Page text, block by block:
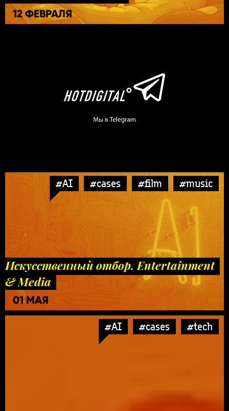
12 ФЕВРАЛЯ
#AI #cases #film #music
Искусственный отбор. Entertainment
& Media
01 МАЯ
#AI #cases #tech